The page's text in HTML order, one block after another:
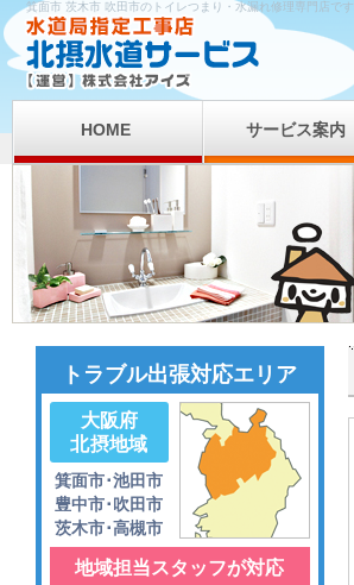
箕面市 茨木市 吹田市のトイレつまり・水漏れ修理専門店です
HOME サービス案内
トラブル出張対応エリア
大阪府
北摂地域
箕面市･池田市
豊中市･吹田市
茨木市･高槻市
地域担当スタッフが対応